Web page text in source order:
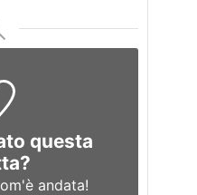
questa
andata!